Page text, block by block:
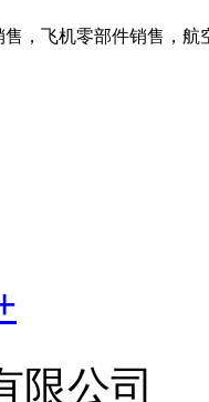
，飞机零部件销售，航
限公司